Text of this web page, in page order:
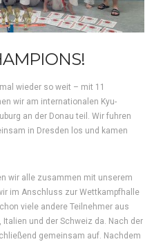
wieder so weit – mit 11
wir am internationalen Kyu-
an der Donau teil. Wir fuhren
in Dresden los und kamen
wir alle zusammen mit unserem
im Anschluss zur Wettkampfhalle
viele andere Teilnehmer aus
und der Schweiz da. Nach der
gemeinsam auf. Nachdem